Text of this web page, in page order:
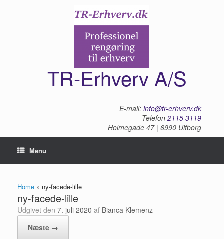
TR-Erhverv A/S
E-mail: info@tr-erhverv.dk
Telefon 2115 3119
Holmegade 47 | 6990 Ulfborg
Menu
Home » ny-facede-lille
ny-facede-lille
Udgivet den 7. juli 2020 af Bianca Klemenz
Næste →